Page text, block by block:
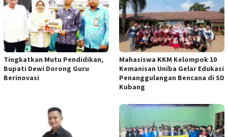
Tingkatkan Mutu Pendidikan,
Bupati Dewi Dorong Guru
Berinovasi
Mahasiswa KKM Kelompok 10
Kemanisan Uniba Gelar Edukasi
Penanggulangan Bencana di SD
Kubang